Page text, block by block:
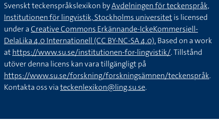
Svenskt teckenspråkslexikon byAvdelningen för teckenspråk,
Institutionen för lingvistik, Stockholms universitetis licensed
under aCreative Commons Erkännande-IckeKommersiell-
DelaLika 4.0 Internationell (CC BY-NC-SA 4.0).Based on a work
athttps://www.su.se/institutionen-for-lingvistik/. Tillstånd
utöver denna licens kan vara tillgängligt på
https://www.su.se/forskning/forskningsämnen/teckenspråk.
Kontakta oss viateckenlexikon@ling.su.se.